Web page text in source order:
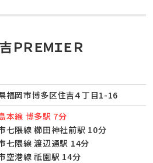
ＰＲＥＭＩＥＲ
福岡市博多区住吉４丁目1-16
本線 博多駅 7分
七隈線 櫛田神社前駅 10分
七隈線 渡辺通駅 14分
空港線 祇園駅 14分